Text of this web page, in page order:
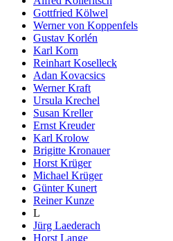
Gottfried Kölwel
Werner von Koppenfels
Gustav Korlén
Karl Korn
Reinhart Koselleck
Adan Kovacsics
Werner Kraft
Ursula Krechel
Susan Kreller
Ernst Kreuder
Karl Krolow
Brigitte Kronauer
Horst Krüger
Michael Krüger
Günter Kunert
Reiner Kunze
L
Jürg Laederach
Horst Lange